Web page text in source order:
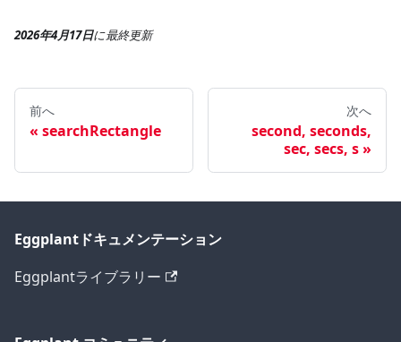
2026年4月17日に最終更新
前へ
searchRectangle
次へ
second, seconds,
sec, secs, s
Eggplantドキュメンテーション
Eggplantライブラリー